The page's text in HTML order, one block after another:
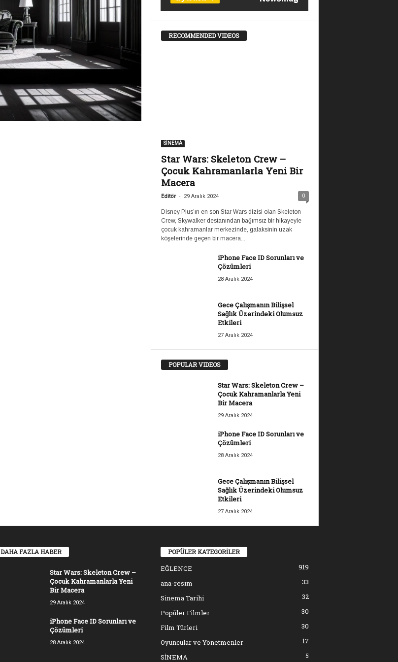
RECOMMENDED VIDEOS
SİNEMA
Star Wars: Skeleton Crew –
Çocuk Kahramanlarla Yeni Bir
Macera
Editör - 29 Aralık 2024 0
Disney Plus’ın en son Star Wars dizisi olan Skeleton
Crew, Skywalker destanından bağımsız bir hikayeyle
çocuk kahramanlar merkezinde, galaksinin uzak
köşelerinde geçen bir macera...
iPhone Face ID Sorunları ve
Çözümleri
28 Aralık 2024
Gece Çalışmanın Bilişsel
Sağlık Üzerindeki Olumsuz
Etkileri
27 Aralık 2024
POPULAR VIDEOS
Star Wars: Skeleton Crew –
Çocuk Kahramanlarla Yeni
Bir Macera
29 Aralık 2024
iPhone Face ID Sorunları ve
Çözümleri
28 Aralık 2024
Gece Çalışmanın Bilişsel
Sağlık Üzerindeki Olumsuz
Etkileri
27 Aralık 2024
DAHA FAZLA HABER
Star Wars: Skeleton Crew –
Çocuk Kahramanlarla Yeni
Bir Macera
29 Aralık 2024
iPhone Face ID Sorunları ve
Çözümleri
28 Aralık 2024
POPÜLER KATEGORİLER
EĞLENCE
919
ana-resim
33
Sinema Tarihi
32
Popüler Filmler
30
Film Türleri
30
Oyuncular ve Yönetmenler
17
SİNEMA
5